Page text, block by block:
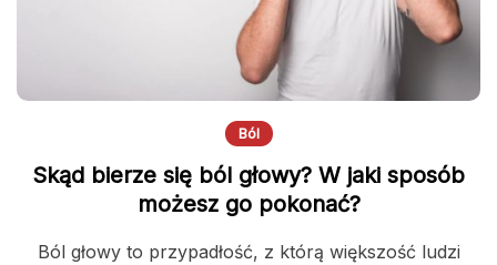
Ból
Skąd bierze się ból głowy? W jaki sposób
możesz go pokonać?
Ból głowy to przypadłość, z którą większość ludzi